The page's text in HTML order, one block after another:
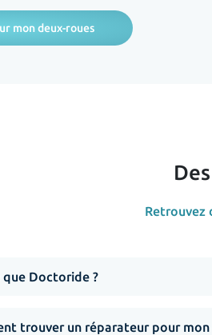
mon deux-roues
Retrouvez
que Doctoride ?
trouver un réparateur pour